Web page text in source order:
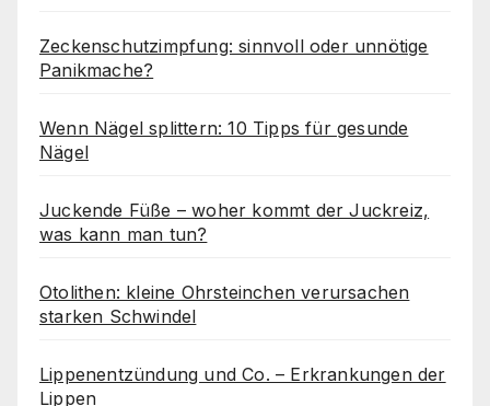
Zeckenschutzimpfung: sinnvoll oder unnötige
Panikmache?
Wenn Nägel splittern: 10 Tipps für gesunde
Nägel
Juckende Füße – woher kommt der Juckreiz,
was kann man tun?
Otolithen: kleine Ohrsteinchen verursachen
starken Schwindel
Lippenentzündung und Co. – Erkrankungen der
Lippen